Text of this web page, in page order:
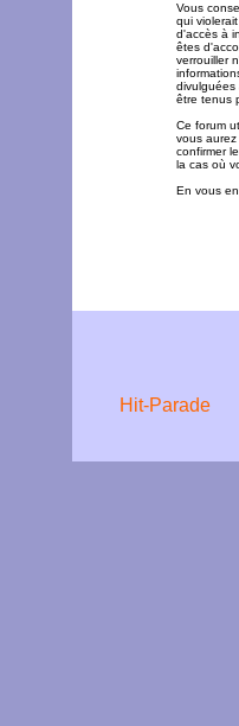
Vous
qui
d'accès à
êtes
verrouiller
divulguées
être tenus
Ce forum
vous
confirmer
la cas où
En vous